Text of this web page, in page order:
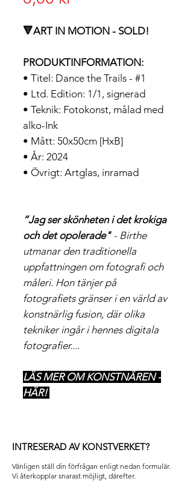
🔻ART IN MOTION - SOLD!
PRODUKTINFORMATION:
• Titel: Dance the Trails - #1
• Ltd. Edition: 1/1, signerad
• Teknik: Fotokonst, målad med
alko-Ink
• Mått: 50x50cm [HxB]
• År: 2024
• Övrigt: Artglas, inramad
”Jag ser skönheten i det krokiga
och det opolerade" - Birthe
utmanar den traditionella
uppfattningen om fotografi och
måleri. Hon tänjer på
fotografiets gränser i en värld av
konstnärlig fusion, där olika
tekniker ingår i hennes digitala
fotografier....
LÄS MER OM KONSTNÄREN -
HÄR!
INTRESERAD AV KONSTVERKET?
Vänligen ställ din förfrågan enligt nedan formulär.
Vi återkopplar snarast möjligt, därefter. ​